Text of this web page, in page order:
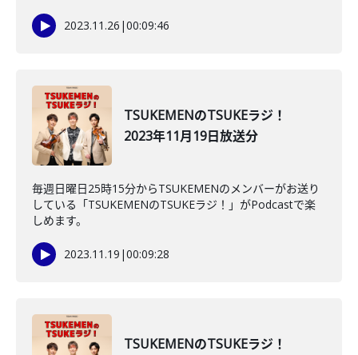
2023.11.26 |00:09:46
TSUKEMENのTSUKEラジ！
2023年11月19日放送分
毎週日曜日25時15分からTSUKEMENのメンバーがお送り
している「TSUKEMENのTSUKEラジ！」がPodcastで楽
しめます。
2023.11.19 |00:09:28
TSUKEMENのTSUKEラジ！